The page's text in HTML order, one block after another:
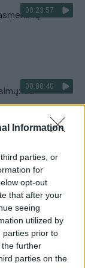
Information
parties, or
for
opt-out
that after your
seeing
utilized by
parties prior to
further
parties on the
00:23:57
00:00:40
du
00:00:30